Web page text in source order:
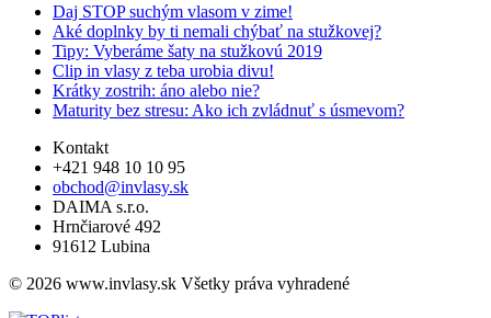
Daj STOP suchým vlasom v zime!
Aké doplnky by ti nemali chýbať na stužkovej?
Tipy: Vyberáme šaty na stužkovú 2019
Clip in vlasy z teba urobia divu!
Krátky zostrih: áno alebo nie?
Maturity bez stresu: Ako ich zvládnuť s úsmevom?
Kontakt
+421 948 10 10 95
obchod@invlasy.sk
DAIMA s.r.o.
Hrnčiarové 492
91612 Lubina
© 2026 www.invlasy.sk Všetky práva vyhradené